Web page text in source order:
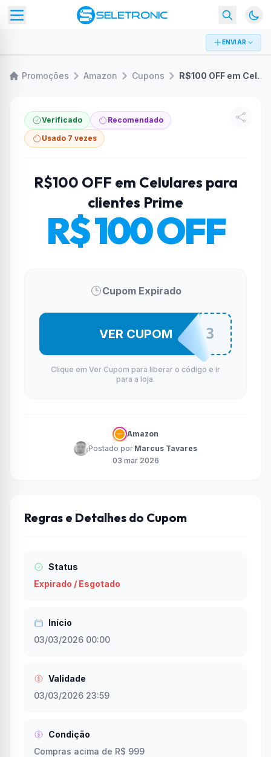
ENVIAR
Promoções Amazon Cupons R$100 OFF em Celulares para clientes Prime
Verificado
Recomendado
Usado 7 vezes
R$100 OFF em Celulares para
clientes Prime
R$ 100 OFF
Cupom Expirado
LIGA3DO3
VER CUPOM
Clique em Ver Cupom para liberar o código e ir
para a loja.
Amazon
Postado por Marcus Tavares
03 mar 2026
Regras e Detalhes do Cupom
Status
Expirado / Esgotado
Início
03/03/2026 00:00
Validade
03/03/2026 23:59
Condição
Compras acima de R$ 999